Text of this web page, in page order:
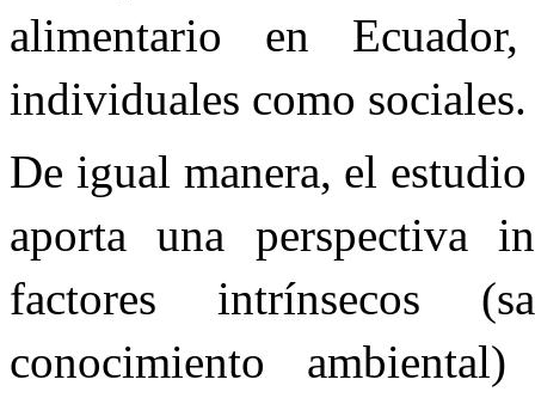
alimentario en
individuales como sociales.
De igual manera, el
aporta una perspectiva
factores intrínsecos
conocimiento